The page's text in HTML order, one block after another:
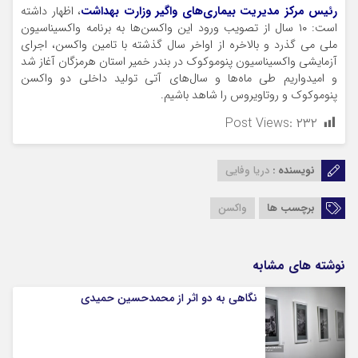
رئیس مرکز مدیریت بیماری‌های واگیر وزارت بهداشت، اظهار داشته
است: ۱۰ سال از تصویب ورود این واکسن‌ها به برنامه واکسیناسیون
ملی می گذرد و بالاخره از اواخر سال گذشته با تامین واکسن، اجرای
آزمایشی واکسیناسیون پنوموکوک در بندر خمیر استان هرمزگان آغاز شد
و امیدواریم طی ماه‌ها و سال‌های آتی تولید داخلی دو واکسن
پنوموکوک و روتاویروس را شاهد باشیم.
Post Views: ۲۳۲
نویسنده : دریا وفایی
برچسب ها واکسن
نوشته های مشابه
نگاهی به دو اثر از محمدحسین حمیدی